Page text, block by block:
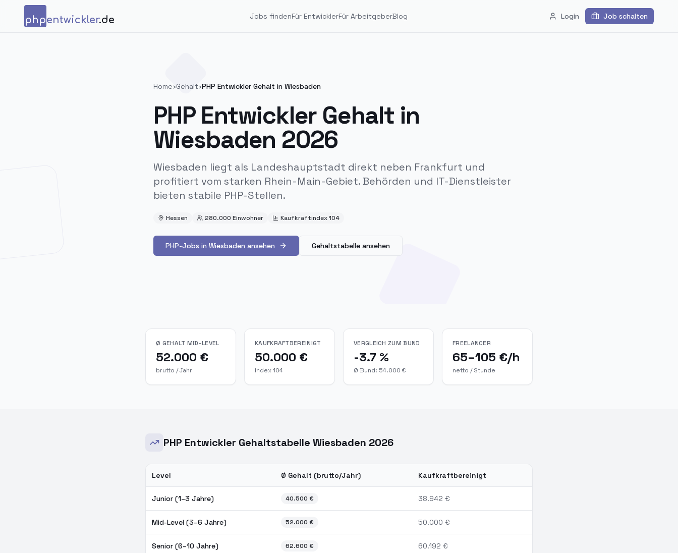
Zum Inhalt springen
phpentwickler.de Jobs findenFür EntwicklerFür ArbeitgeberBlog Login Job schalten
Home›Gehalt›PHP Entwickler Gehalt in Wiesbaden
PHP Entwickler Gehalt in
Wiesbaden 2026
Wiesbaden liegt als Landeshauptstadt direkt neben Frankfurt und
profitiert vom starken Rhein-Main-Gebiet. Behörden und IT-Dienstleister
bieten stabile PHP-Stellen.
Hessen 280.000 Einwohner Kaufkraftindex104
PHP-Jobs in Wiesbaden ansehen Gehaltstabelle ansehen
Ø GEHALT MID-LEVEL
52.000 €
brutto / Jahr
KAUFKRAFTBEREINIGT
50.000 €
Index 104
VERGLEICH ZUM BUND
-3.7 %
Ø Bund: 54.000 €
FREELANCER
65–105 €/h
netto / Stunde
PHP Entwickler Gehaltstabelle Wiesbaden 2026
Level Ø Gehalt (brutto/Jahr) Kaufkraftbereinigt
Junior (1–3 Jahre) 40.500 € 38.942 €
Mid-Level (3–6 Jahre) 52.000 € 50.000 €
Senior (6–10 Jahre) 62.600 € 60.192 €